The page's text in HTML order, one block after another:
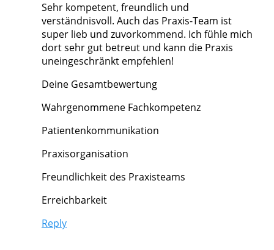
Sehr kompetent, freundlich und
verständnisvoll. Auch das Praxis-Team ist
super lieb und zuvorkommend. Ich fühle mich
dort sehr gut betreut und kann die Praxis
uneingeschränkt empfehlen!
Deine Gesamtbewertung
Wahrgenommene Fachkompetenz
Patientenkommunikation
Praxisorganisation
Freundlichkeit des Praxisteams
Erreichbarkeit
Reply